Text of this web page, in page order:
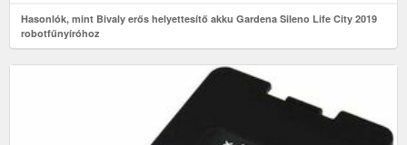
Hasonlók, mint Bivaly erős helyettesítő akku Gardena Sileno Life City 2019
robotfűnyíróhoz